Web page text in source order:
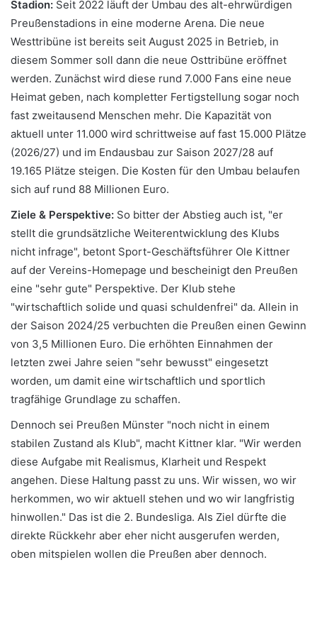
Stadion: Seit 2022 läuft der Umbau des alt-ehrwürdigen
Preußenstadions in eine moderne Arena. Die neue
Westtribüne ist bereits seit August 2025 in Betrieb, in
diesem Sommer soll dann die neue Osttribüne eröffnet
werden. Zunächst wird diese rund 7.000 Fans eine neue
Heimat geben, nach kompletter Fertigstellung sogar noch
fast zweitausend Menschen mehr. Die Kapazität von
aktuell unter 11.000 wird schrittweise auf fast 15.000 Plätze
(2026/27) und im Endausbau zur Saison 2027/28 auf
19.165 Plätze steigen. Die Kosten für den Umbau belaufen
sich auf rund 88 Millionen Euro.
Ziele & Perspektive: So bitter der Abstieg auch ist, "er
stellt die grundsätzliche Weiterentwicklung des Klubs
nicht infrage", betont Sport-Geschäftsführer Ole Kittner
auf der Vereins-Homepage und bescheinigt den Preußen
eine "sehr gute" Perspektive. Der Klub stehe
"wirtschaftlich solide und quasi schuldenfrei" da. Allein in
der Saison 2024/25 verbuchten die Preußen einen Gewinn
von 3,5 Millionen Euro. Die erhöhten Einnahmen der
letzten zwei Jahre seien "sehr bewusst" eingesetzt
worden, um damit eine wirtschaftlich und sportlich
tragfähige Grundlage zu schaffen.
Dennoch sei Preußen Münster "noch nicht in einem
stabilen Zustand als Klub", macht Kittner klar. "Wir werden
diese Aufgabe mit Realismus, Klarheit und Respekt
angehen. Diese Haltung passt zu uns. Wir wissen, wo wir
herkommen, wo wir aktuell stehen und wo wir langfristig
hinwollen." Das ist die 2. Bundesliga. Als Ziel dürfte die
direkte Rückkehr aber eher nicht ausgerufen werden,
oben mitspielen wollen die Preußen aber dennoch.